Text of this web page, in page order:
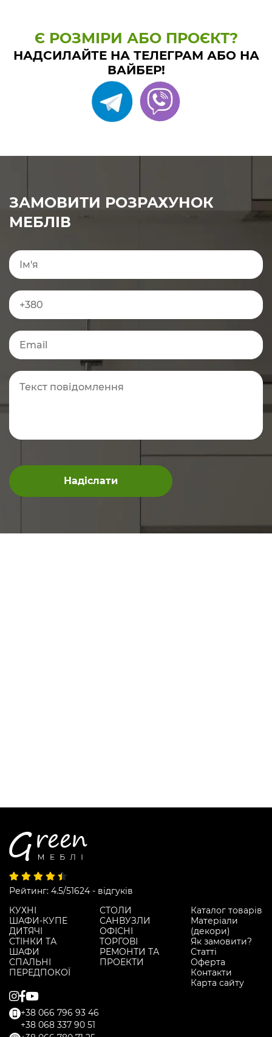
Є РОЗМІРИ АБО ПРОЄКТ?
НАДСИЛАЙТЕ НА ТЕЛЕГРАМ АБО НА
ВАЙБЕР!
ЗАМОВИТИ РОЗРАХУНОК
МЕБЛІВ
Рейтинг: 4.5/51624 - відгуків
КУХНІ
ШАФИ-КУПЕ
ДИТЯЧІ
СТІНКИ ТА
ШАФИ
СПАЛЬНІ
ПЕРЕДПОКОЇ
СТОЛИ
САНВУЗЛИ
ОФІСНІ
ТОРГОВІ
РЕМОНТИ ТА
ПРОЕКТИ
Каталог товарів
Матеріали
(декори)
Як замовити?
Статті
Оферта
Контакти
Карта сайту
+38 066 796 93 46
+38 068 337 90 51